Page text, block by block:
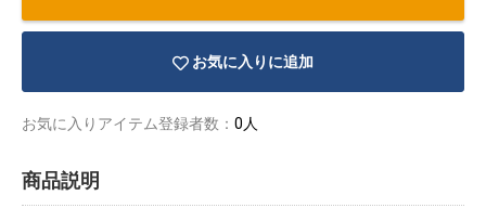
お気に入りに追加
お気に入りアイテム登録者数： 0人
商品説明